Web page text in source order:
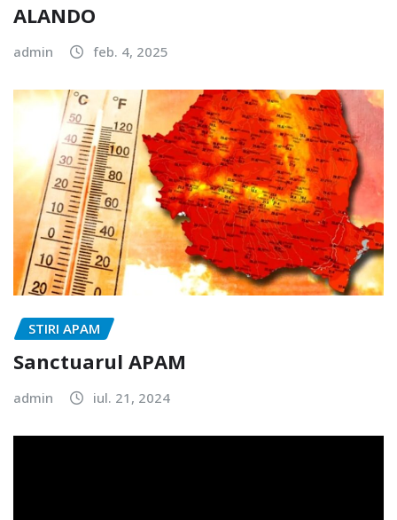
ALANDO
admin feb. 4, 2025
STIRI APAM
Sanctuarul APAM
admin iul. 21, 2024